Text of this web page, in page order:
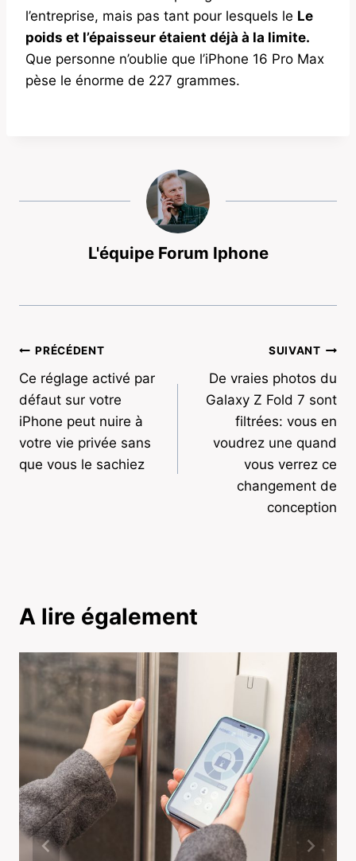
l’entreprise, mais pas tant pour lesquels le Le
poids et l’épaisseur étaient déjà à la limite.
Que personne n’oublie que l’iPhone 16 Pro Max
pèse le énorme de 227 grammes.
L'équipe Forum Iphone
Navigation
de
l’article
PRÉCÉDENT
Ce réglage activé par
défaut sur votre
iPhone peut nuire à
votre vie privée sans
que vous le sachiez
SUIVANT
De vraies photos du
Galaxy Z Fold 7 sont
filtrées: vous en
voudrez une quand
vous verrez ce
changement de
conception
A lire également